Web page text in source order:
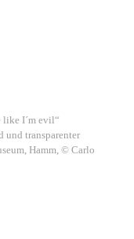
like I´m evil“
und transparenter
Hamm, © Carlo